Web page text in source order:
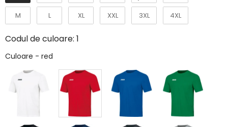
M L XL XXL 3XL 4XL
Codul de culoare: 1
Culoare - red